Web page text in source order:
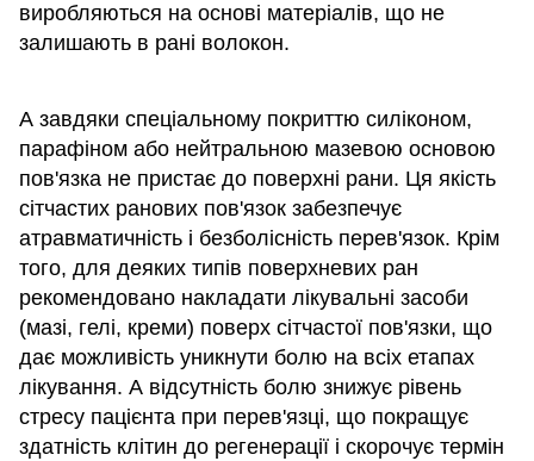
виробляються на основі матеріалів, що не
залишають в рані волокон.
А завдяки спеціальному покриттю силіконом,
парафіном або нейтральною мазевою основою
пов'язка не пристає до поверхні рани. Ця якість
сітчастих ранових пов'язок забезпечує
атравматичність і безболісність перев'язок. Крім
того, для деяких типів поверхневих ран
рекомендовано накладати лікувальні засоби
(мазі, гелі, креми) поверх сітчастої пов'язки, що
дає можливість уникнути болю на всіх етапах
лікування. А відсутність болю знижує рівень
стресу пацієнта при перев'язці, що покращує
здатність клітин до регенерації і скорочує термін